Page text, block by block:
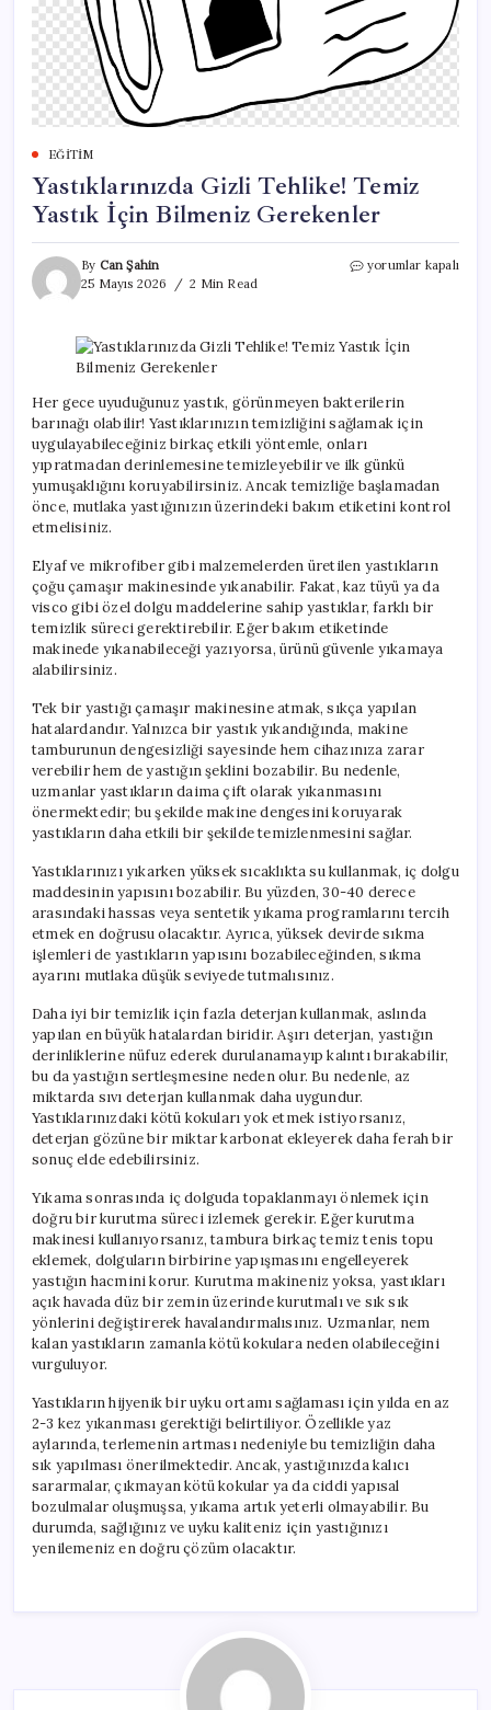
EĞITIM
Yastıklarınızda Gizli Tehlike! Temiz
Yastık İçin Bilmeniz Gerekenler
By Can Şahin
25 Mayıs 2026
2 Min Read
Yastıklarınızda
Yastık
Gerekenler
yorumlar kapalı
Her gece uyuduğunuz yastık, görünmeyen bakterilerin
barınağı olabilir! Yastıklarınızın temizliğini sağlamak için
uygulayabileceğiniz birkaç etkili yöntemle, onları
yıpratmadan derinlemesine temizleyebilir ve ilk günkü
yumuşaklığını koruyabilirsiniz. Ancak temizliğe başlamadan
önce, mutlaka yastığınızın üzerindeki bakım etiketini kontrol
etmelisiniz.
Elyaf ve mikrofiber gibi malzemelerden üretilen yastıkların
çoğu çamaşır makinesinde yıkanabilir. Fakat, kaz tüyü ya da
visco gibi özel dolgu maddelerine sahip yastıklar, farklı bir
temizlik süreci gerektirebilir. Eğer bakım etiketinde
makinede yıkanabileceği yazıyorsa, ürünü güvenle yıkamaya
alabilirsiniz.
Tek bir yastığı çamaşır makinesine atmak, sıkça yapılan
hatalardandır. Yalnızca bir yastık yıkandığında, makine
tamburunun dengesizliği sayesinde hem cihazınıza zarar
verebilir hem de yastığın şeklini bozabilir. Bu nedenle,
uzmanlar yastıkların daima çift olarak yıkanmasını
önermektedir; bu şekilde makine dengesini koruyarak
yastıkların daha etkili bir şekilde temizlenmesini sağlar.
Yastıklarınızı yıkarken yüksek sıcaklıkta su kullanmak, iç dolgu
maddesinin yapısını bozabilir. Bu yüzden, 30-40 derece
arasındaki hassas veya sentetik yıkama programlarını tercih
etmek en doğrusu olacaktır. Ayrıca, yüksek devirde sıkma
işlemleri de yastıkların yapısını bozabileceğinden, sıkma
ayarını mutlaka düşük seviyede tutmalısınız.
Daha iyi bir temizlik için fazla deterjan kullanmak, aslında
yapılan en büyük hatalardan biridir. Aşırı deterjan, yastığın
derinliklerine nüfuz ederek durulanamayıp kalıntı bırakabilir,
bu da yastığın sertleşmesine neden olur. Bu nedenle, az
miktarda sıvı deterjan kullanmak daha uygundur.
Yastıklarınızdaki kötü kokuları yok etmek istiyorsanız,
deterjan gözüne bir miktar karbonat ekleyerek daha ferah bir
sonuç elde edebilirsiniz.
Yıkama sonrasında iç dolguda topaklanmayı önlemek için
doğru bir kurutma süreci izlemek gerekir. Eğer kurutma
makinesi kullanıyorsanız, tambura birkaç temiz tenis topu
eklemek, dolguların birbirine yapışmasını engelleyerek
yastığın hacmini korur. Kurutma makineniz yoksa, yastıkları
açık havada düz bir zemin üzerinde kurutmalı ve sık sık
yönlerini değiştirerek havalandırmalısınız. Uzmanlar, nem
kalan yastıkların zamanla kötü kokulara neden olabileceğini
vurguluyor.
Yastıkların hijyenik bir uyku ortamı sağlaması için yılda en az
2-3 kez yıkanması gerektiği belirtiliyor. Özellikle yaz
aylarında, terlemenin artması nedeniyle bu temizliğin daha
sık yapılması önerilmektedir. Ancak, yastığınızda kalıcı
sararmalar, çıkmayan kötü kokular ya da ciddi yapısal
bozulmalar oluşmuşsa, yıkama artık yeterli olmayabilir. Bu
durumda, sağlığınız ve uyku kaliteniz için yastığınızı
yenilemeniz en doğru çözüm olacaktır.